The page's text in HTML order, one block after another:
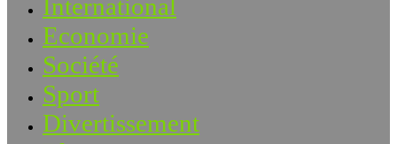
International
Economie
Société
Sport
Divertissement